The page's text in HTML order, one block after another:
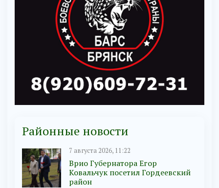
Районные новости
7 августа 2026, 11:22
Врио Губернатора Егор
Ковальчук посетил Гордеевский
район